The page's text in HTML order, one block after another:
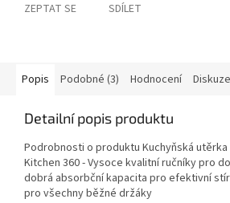
ZEPTAT SE SDÍLET
Popis Podobné (3) Hodnocení Diskuze
Detailní popis produktu
Podrobnosti o produktu Kuchyňská utěrka
Kitchen 360 - Vysoce kvalitní ručníky pro
dobrá absorbční kapacita pro efektivní
pro všechny běžné držáky